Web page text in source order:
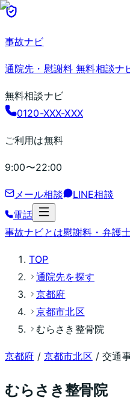
事故ナビ
通院先・慰謝料 無料相談ナ
無料相談ナビ
0120-XXX-XXX
ご利用は無料
9:00〜22:00
メール相談
LINE相談
電話
事故ナビとは慰謝料・弁護
TOP
通院先を探す
京都府
京都市北区
むらさき整骨院
京都府 / 京都市北区 / 交通
むらさき整骨院